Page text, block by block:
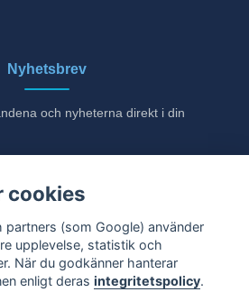
Nyhetsbrev
och nyheterna direkt i din
Ja tack!
cookies
partners (som Google) använder
upplevelse, statistik och
När du godkänner hanterar
enligt deras integritetspolicy.